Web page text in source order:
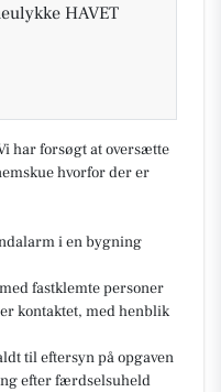
HAVET
har forsøgt at oversætte
hvorfor der er
i en bygning
fastklemte personer
kontaktet, med henblik
til eftersyn på opgaven
efter færdselsuheld